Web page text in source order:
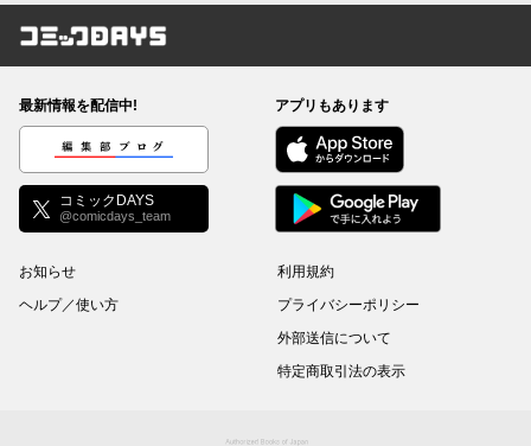
コミックDAYS
最新情報を配信中!
編集部ブログ
コミックDAYS
@comicdays_team
アプリもあります
お知らせ
ヘルプ／使い方
利用規約
プライバシーポリシー
外部送信について
特定商取引法の表示